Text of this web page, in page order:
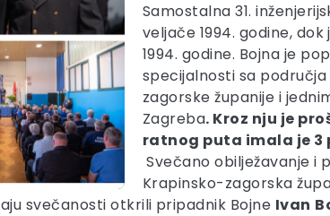
Samostalna 31.
veljače 1994. godine,
1994. godine. Bojna je
specijalnosti sa
zagorske županije i
Zagreba. Kroz nju je
ratnog puta imala je 3
Svečano obilježavanje i
Krapinsko-zagorska
svečanosti otkrili pripadnik Bojne Ivan